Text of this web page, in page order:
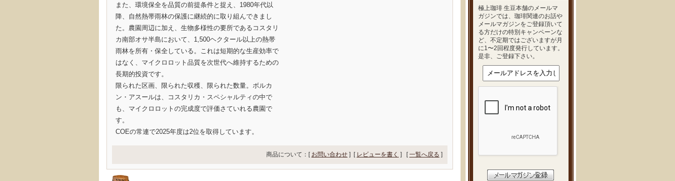
極上珈琲 生豆本舗のメールマ
ガジンでは、珈琲関連のお話や
メールマガジンをご登録頂いて
る方だけの特別キャンペーンな
ど、不定期ではございますが月
に1〜2回程度発行しています。
是非、ご登録下さい。
また、環境保全を品質の前提条件と捉え、1980年代以
降、自然熱帯雨林の保護に継続的に取り組んできまし
た。農園周辺に加え、生物多様性の要所であるコスタリ
カ南部オサ半島において、1,500ヘクタール以上の熱帯
雨林を所有・保全している。これは短期的な生産効率で
はなく、マイクロロット品質を次世代へ維持するための
長期的投資です。
限られた区画、限られた収穫、限られた数量。ボルカ
ン・アスールは、コスタリカ・スペシャルティの中で
も、マイクロロットの完成度で評価さていれる農園で
す。
COEの常連で2025年度は2位を取得しています。
商品について：[ お問い合わせ ] [ レビューを書く ] [一覧へ戻る ]